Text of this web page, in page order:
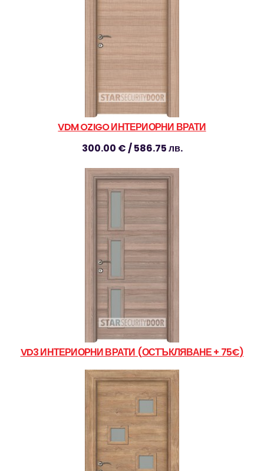
VDM OZIGO ИНТЕРИОРНИ ВРАТИ
300.00 € / 586.75 лв.
VD3 ИНТЕРИОРНИ ВРАТИ (ОСТЪКЛЯВАНЕ + 75€)